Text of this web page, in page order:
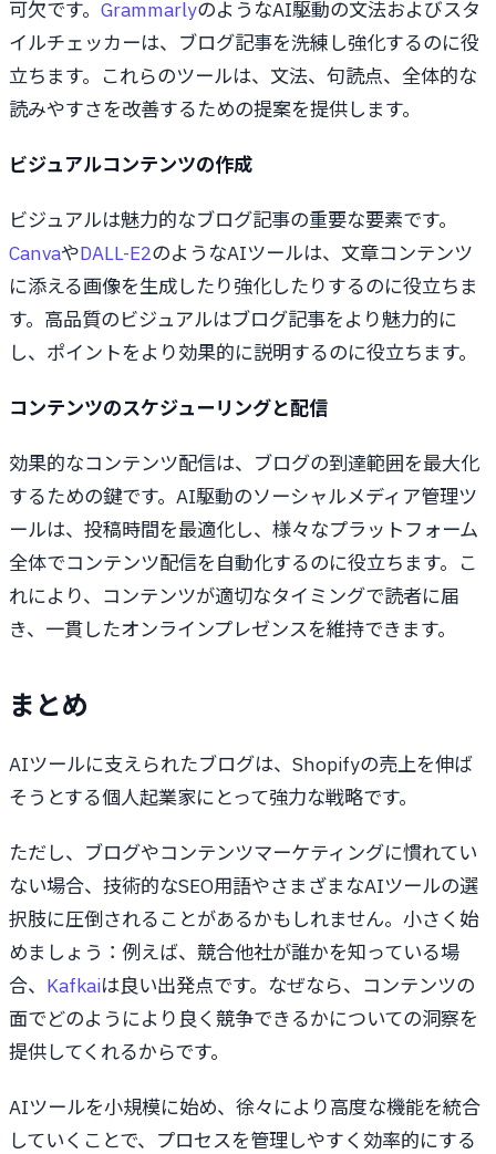
可欠です。 GrammarlyのようなAI駆動の文法およびスタ
イルチェッカーは、ブログ記事を洗練し強化するのに役
立ちます。これらのツールは、文法、句読点、全体的な
読みやすさを改善するための提案を提供します。
ビジュアルコンテンツの作成
ビジュアルは魅力的なブログ記事の重要な要素です。
CanvaやDALL-E2のようなAIツールは、文章コンテンツ
に添える画像を生成したり強化したりするのに役立ちま
す。高品質のビジュアルはブログ記事をより魅力的に
し、ポイントをより効果的に説明するのに役立ちます。
コンテンツのスケジューリングと配信
効果的なコンテンツ配信は、ブログの到達範囲を最大化
するための鍵です。AI駆動のソーシャルメディア管理ツ
ールは、投稿時間を最適化し、様々なプラットフォーム
全体でコンテンツ配信を自動化するのに役立ちます。こ
れにより、コンテンツが適切なタイミングで読者に届
き、一貫したオンラインプレゼンスを維持できます。
まとめ
AIツールに支えられたブログは、Shopifyの売上を伸ば
そうとする個人起業家にとって強力な戦略です。
ただし、ブログやコンテンツマーケティングに慣れてい
ない場合、技術的なSEO用語やさまざまなAIツールの選
択肢に圧倒されることがあるかもしれません。小さく始
めましょう：例えば、競合他社が誰かを知っている場
合、 Kafkaiは良い出発点です。なぜなら、コンテンツの
面でどのようにより良く競争できるかについての洞察を
提供してくれるからです。
AIツールを小規模に始め、徐々により高度な機能を統合
していくことで、プロセスを管理しやすく効率的にする